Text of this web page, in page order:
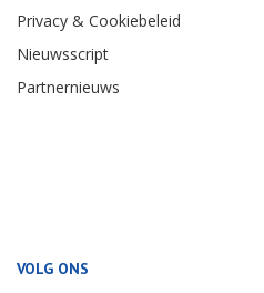
Privacy & Cookiebeleid
Nieuwsscript
Partnernieuws
VOLG ONS